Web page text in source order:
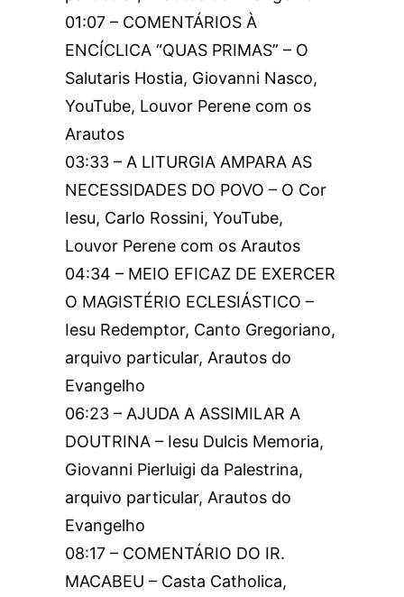
01:07 – COMENTÁRIOS À
ENCÍCLICA “QUAS PRIMAS” – O
Salutaris Hostia, Giovanni Nasco,
YouTube, Louvor Perene com os
Arautos
03:33 – A LITURGIA AMPARA AS
NECESSIDADES DO POVO – O Cor
Iesu, Carlo Rossini, YouTube,
Louvor Perene com os Arautos
04:34 – MEIO EFICAZ DE EXERCER
O MAGISTÉRIO ECLESIÁSTICO –
Iesu Redemptor, Canto Gregoriano,
arquivo particular, Arautos do
Evangelho
06:23 – AJUDA A ASSIMILAR A
DOUTRINA – Iesu Dulcis Memoria,
Giovanni Pierluigi da Palestrina,
arquivo particular, Arautos do
Evangelho
08:17 – COMENTÁRIO DO IR.
MACABEU – Casta Catholica,